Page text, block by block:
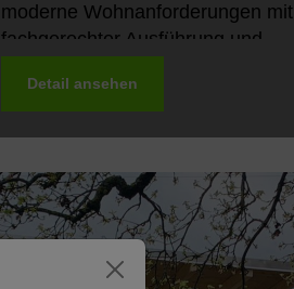
moderne Wohnanforderungen mit
fachgerechter Ausführung und
Detail ansehen